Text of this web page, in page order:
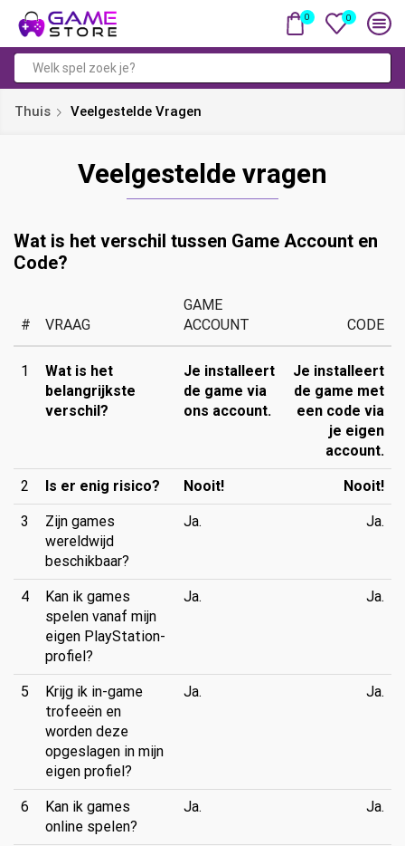
0 0
Thuis Veelgestelde Vragen
Veelgestelde vragen
Wat is het verschil tussen Game Account en
Code?
# VRAAG
GAME
ACCOUNT
CODE
1
Wat is het
belangrijkste
verschil?
Je installeert
de game via
ons account.
Je installeert
de game met
een code via
je eigen
account.
2 Is er enig risico? Nooit! Nooit!
3
Zijn games
wereldwijd
beschikbaar?
Ja. Ja.
4
Kan ik games
spelen vanaf mijn
eigen PlayStation-
profiel?
Ja. Ja.
5
Krijg ik in-game
trofeeën en
worden deze
opgeslagen in mijn
eigen profiel?
Ja. Ja.
6
Kan ik games
online spelen?
Ja. Ja.